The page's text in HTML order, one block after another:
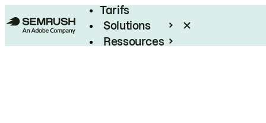
Tarifs
Solutions
Ressources